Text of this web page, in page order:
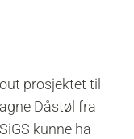
prosjektet til
Dåstøl fra
kunne ha